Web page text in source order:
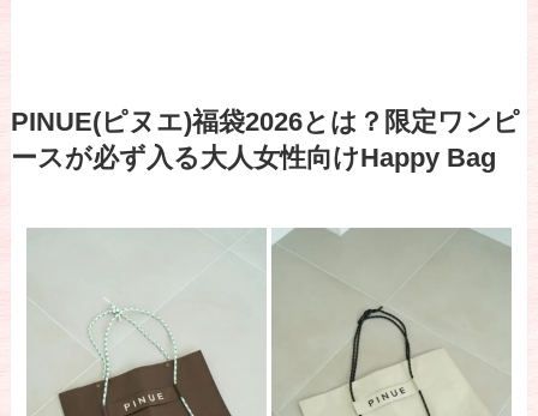
PINUE(ピヌエ)福袋2026とは？限定ワンピ
ースが必ず入る大人女性向けHappy Bag